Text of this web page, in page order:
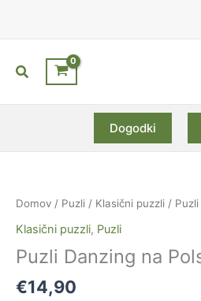
Search
Dogodki
Domov / Puzli / Klasični puzzli /
Klasični puzzli, Puzli
Puzli Danzing na
€14,90